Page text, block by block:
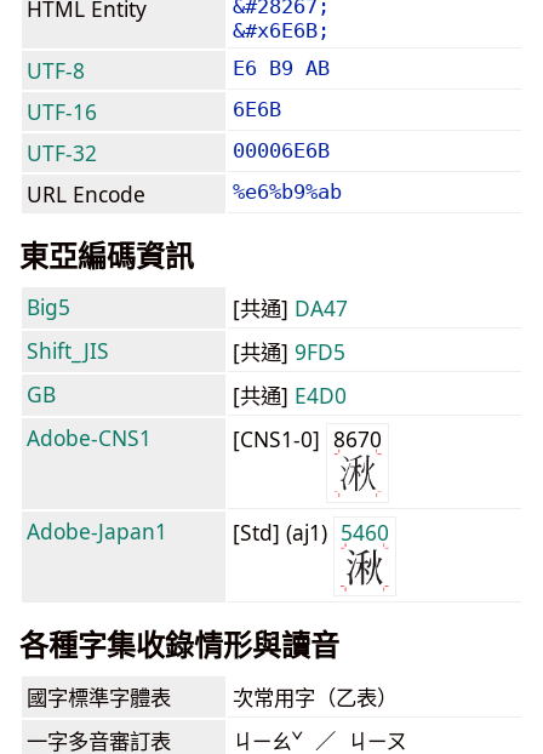
HTML Entity
&#28267;
&#x6E6B;
UTF-8 E6 B9 AB
UTF-16 6E6B
UTF-32 00006E6B
URL Encode %e6%b9%ab
東亞編碼資訊
Big5 [共通] DA47
Shift_JIS
[共通] 9FD5
GB
[共通] E4D0
Adobe-CNS1
[CNS1-0] 8670
Adobe-Japan1 [Std] (aj1) 5460
各種字集收錄情形與讀音
國字標準字體表 次常用字（乙表）
一字多音審訂表 ㄐㄧㄠˇ ／ ㄐㄧㄡ